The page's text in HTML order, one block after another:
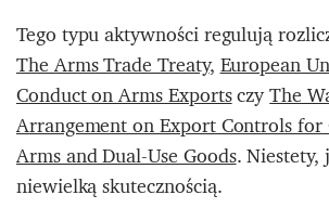
Tego typu aktywności regulują
The Arms Trade Treaty,European
Conduct on Arms ExportsczyThe
Arrangement on Export Controls
Arms and Dual-Use Goods. Niestety,
niewielką skutecznością.